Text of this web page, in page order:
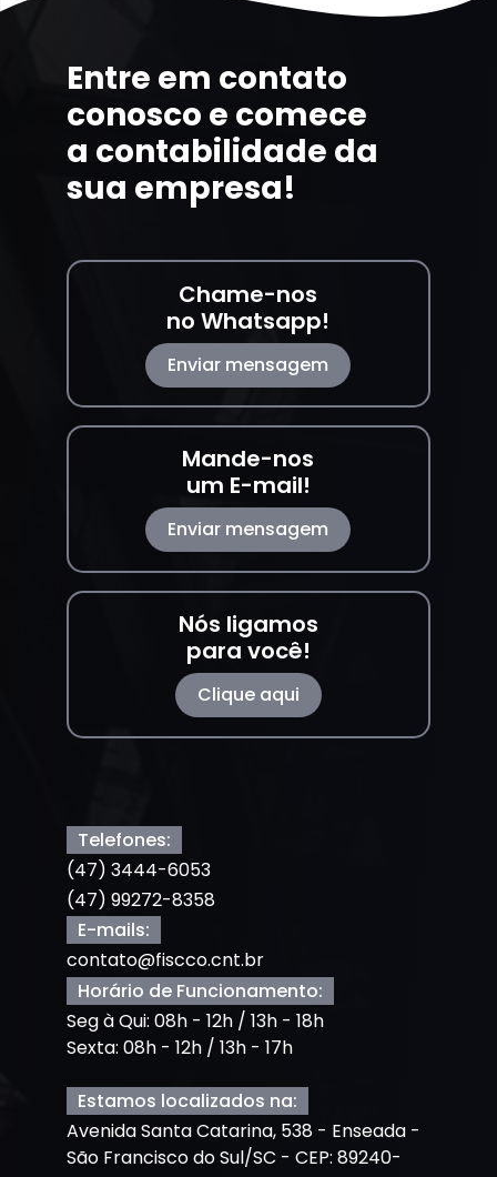
Entre em contato
conosco e comece
a contabilidade da
sua empresa!
Chame-nos
no Whatsapp!
Enviar mensagem
Mande-nos
um E-mail!
Enviar mensagem
Nós ligamos
para você!
Clique aqui
Telefones:
(47) 3444-6053
(47) 99272-8358
E-mails:
contato@fiscco.cnt.br
Horário de Funcionamento:
Seg à Qui: 08h - 12h / 13h - 18h
Sexta: 08h - 12h / 13h - 17h
Estamos localizados na:
Avenida Santa Catarina, 538 - Enseada -
São Francisco do Sul/SC - CEP: 89240-